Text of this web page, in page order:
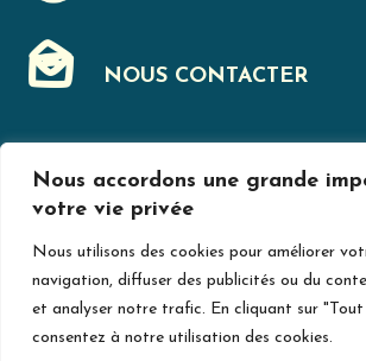
Nous accordons une grande
votre vie privée
Nous utilisons des cookies pour améliorer
navigation, diffuser des publicités ou du
et analyser notre trafic. En cliquant sur
consentez à notre utilisation des cookies.
J NOUS CONTACTER
FMENTIONS LÉGALES
© Jurislogement
Avec le soutien de